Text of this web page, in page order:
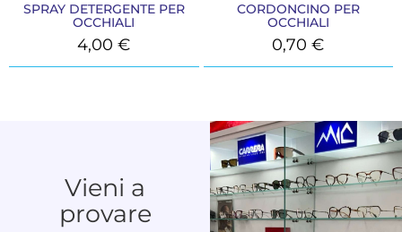
SPRAY DETERGENTE PER
OCCHIALI
4,00€
CORDONCINO PER
OCCHIALI
0,70€
Vieni a
provare